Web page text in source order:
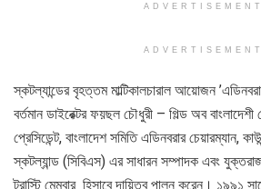
ADVERTISEMENT
ADVERTISEMENT
স্কটল্যান্ডের বৃহত্তম মাল্টিকালচারাল আয়োজন ’এডিনবরা
বর্তমান ডাইরেক্টর ফয়ছল চৌধুরী – গিল্ড অব বাংলাদেশী
প্রেসিডেন্ট, বাংলাদেশ সমিতি এডিনবরার চেয়ারম্যান,
স্কটল্যান্ড (সিবিএস) এর সাধারন সম্পাদক এবং
ট্রাস্টি মেম্বার হিসাবে দায়িত্ব পালন করেন। ১৯৯১